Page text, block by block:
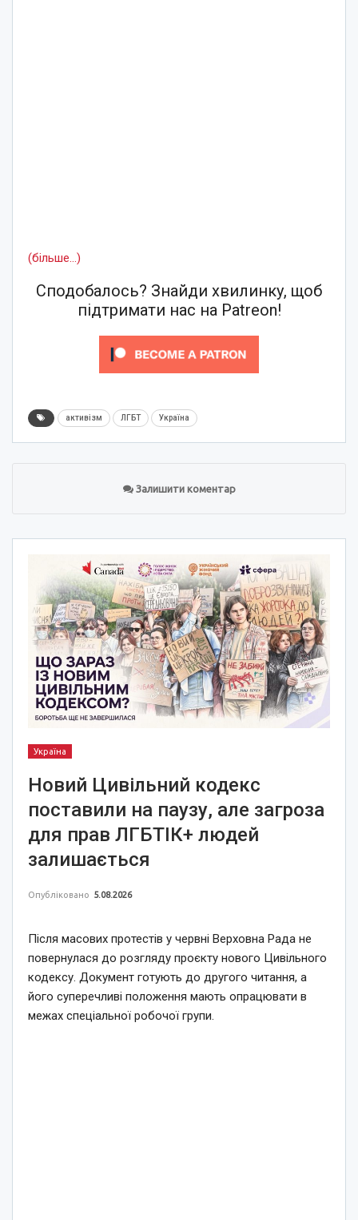
(більше…)
Сподобалось? Знайди хвилинку, щоб
підтримати нас на Patreon!
активізм ЛГБТ Україна
Залишити коментар
Україна
Новий Цивільний кодекс
поставили на паузу, але загроза
для прав ЛГБТІК+ людей
залишається
Опубліковано 5.08.2026
Після масових протестів у червні Верховна Рада не
повернулася до розгляду проєкту нового Цивільного
кодексу. Документ готують до другого читання, а
його суперечливі положення мають опрацювати в
межах спеціальної робочої групи.